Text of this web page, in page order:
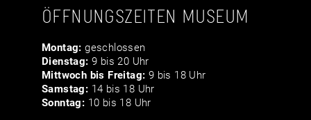
ÖFFNUNGSZEITEN MUSEUM
Montag: geschlossen
Dienstag: 9 bis 20 Uhr
Mittwoch bis Freitag: 9 bis 18 Uhr
Samstag: 14 bis 18 Uhr
Sonntag: 10 bis 18 Uhr